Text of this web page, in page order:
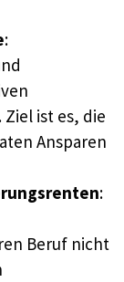
:
ist es, die
Ansparen
:
Beruf nicht